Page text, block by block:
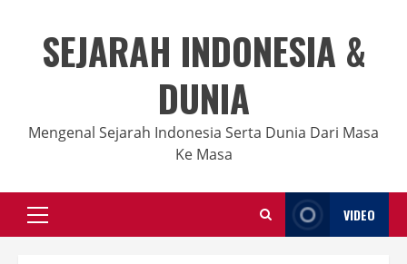
contentSEJARAH INDONESIA &
DUNIA
Mengenal Sejarah Indonesia Serta Dunia Dari Masa
Ke Masa
Primary
Menu
VIDEO